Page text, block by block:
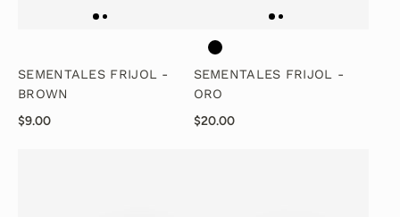
SEMENTALES FRIJOL -
BROWN
$9.00
SEMENTALES FRIJOL -
ORO
$20.00